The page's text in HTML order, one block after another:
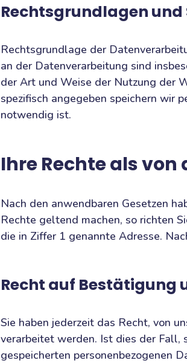
Rechtsgrundlagen
Rechtsgrundlage der
an der Datenverarbeitung sind
der Art und Weise der Nutzung der
spezifisch angegeben speichern wir
notwendig ist.
Ihre Rechte als
Nach den anwendbaren Gesetzen
Rechte geltend machen, so richten
die in Ziffer 1 genannte Adresse.
Recht auf Bestätigung
Sie haben jederzeit das Recht, von
verarbeitet werden. Ist dies der Fall,
gespeicherten personenbezogenen